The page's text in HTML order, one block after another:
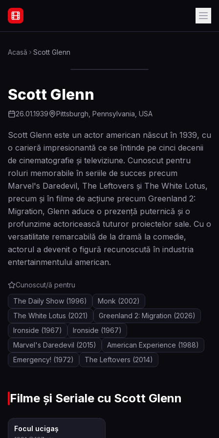
Filme Online Subtitrate - Acasă
Acasă Scott Glenn
Scott Glenn
26.01.1939 Pittsburgh, Pennsylvania, USA
Scott Glenn este un actor american născut în 1939, cu
o carieră impresionantă ce se întinde pe cinci decenii
de cinematografie și televiziune. Cunoscut pentru
roluri memorabile în seriile de succes precum
Marvel's Daredevil, The Leftovers și The White Lotus,
precum și în filme de acțiune precum Greenland 2:
Migration, Glenn aduce o prezență puternică și o
profunzime actoricească tuturor proiectelor sale. Cu o
versatilitate remarcabilă de la dramă la comedie,
actorul a devenit o figură recunoscută în industria
entertainmentului american.
Cunoscut/ă pentru
The Daily Show (1996) Monk (2002)
The White Lotus (2021) Greenland 2: Migration (2026)
Ironside (1967) Ironside (1967)
Marvel's Daredevil (2015) American Experience (1988)
Emergency! (1972) The Leftovers (2014)
Filme și Seriale cu Scott Glenn
Focul ucigaș